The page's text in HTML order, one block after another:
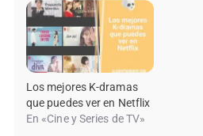
Los mejores K-dramas
que puedes ver en Netflix
En «Cine y Series de TV»